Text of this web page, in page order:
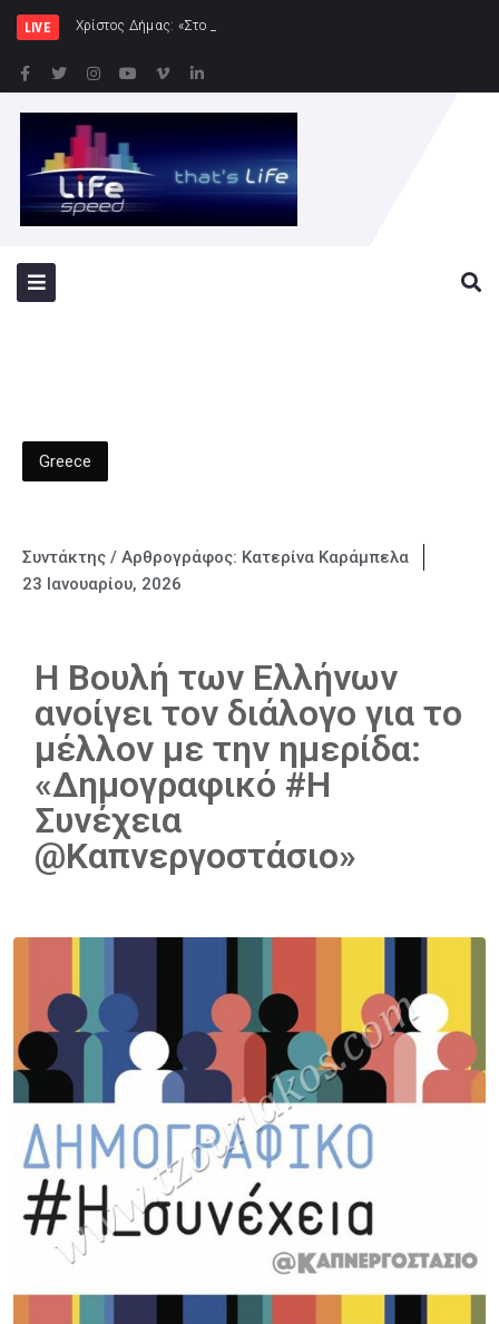
LIVE Χρίστος Δήμας: «Στο Εθνικό Πρόγραμμα Ανάπτυ
Greece
Συντάκτης / Αρθρογράφος: Κατερίνα Καράμπελα
23 Ιανουαρίου, 2026
Η Βουλή των Ελλήνων
ανοίγει τον διάλογο για το
μέλλον με την ημερίδα:
«Δημογραφικό #Η
Συνέχεια
@Καπνεργοστάσιο»